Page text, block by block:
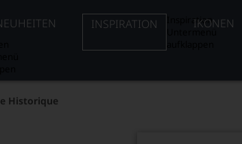
INSPIRATION
InspirationIKONEN
Historique